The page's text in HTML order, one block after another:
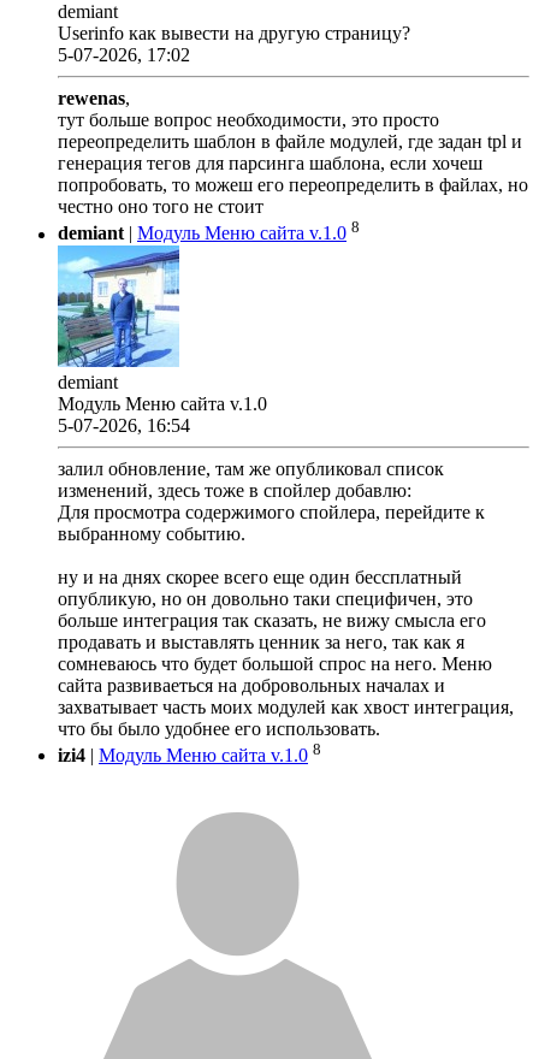
demiant
Userinfo как вывести на другую страницу?
5-07-2026, 17:02
rewenas,
тут больше вопрос необходимости, это просто
переопределить шаблон в файле модулей, где задан tpl и
генерация тегов для парсинга шаблона, если хочеш
попробовать, то можеш его переопределить в файлах, но
честно оно того не стоит
demiant| Модуль Меню сайта v.1.0 8
demiant
Модуль Меню сайта v.1.0
5-07-2026, 16:54
залил обновление, там же опубликовал список
изменений, здесь тоже в спойлер добавлю:
Для просмотра содержимого спойлера, перейдите к
выбранному событию.
ну и на днях скорее всего еще один бессплатный
опубликую, но он довольно таки специфичен, это
больше интеграция так сказать, не вижу смысла его
продавать и выставлять ценник за него, так как я
сомневаюсь что будет большой спрос на него. Меню
сайта развиваеться на добровольных началах и
захватывает часть моих модулей как хвост интеграция,
что бы было удобнее его использовать.
izi4 | Модуль Меню сайта v.1.0 8